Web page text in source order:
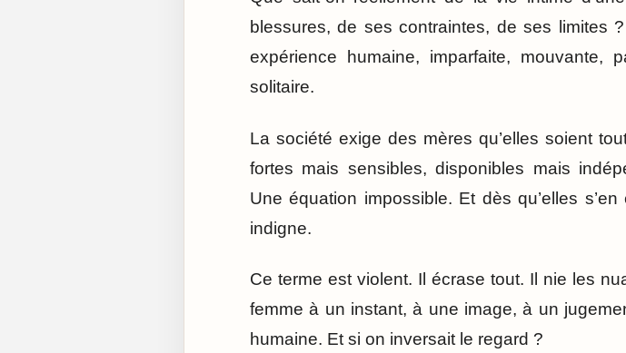
blessures, de ses contraintes, de ses limites
expérience humaine, imparfaite, mouvante,
solitaire.
La société exige des mères qu’elles soient
fortes mais sensibles, disponibles mais
Une équation impossible. Et dès qu’elles
indigne.
Ce terme est violent. Il écrase tout. Il nie les
femme à un instant, à une image, à un
humaine. Et si on inversait le regard ?